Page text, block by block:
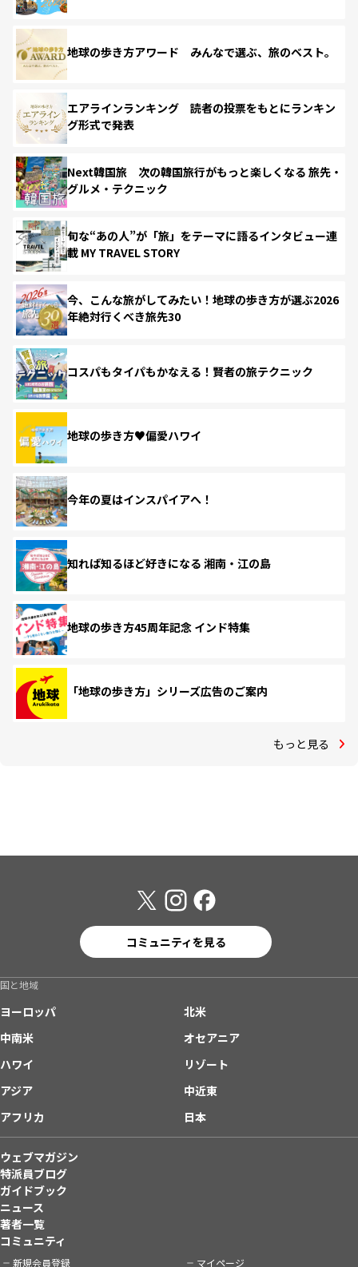
地球の歩き方アワード みんなで選ぶ、旅のベスト。
エアラインランキング 読者の投票をもとにランキン
グ形式で発表
Next韓国旅 次の韓国旅行がもっと楽しくなる 旅先・
グルメ・テクニック
旬な“あの人”が「旅」をテーマに語るインタビュー連
載 MY TRAVEL STORY
今、こんな旅がしてみたい！地球の歩き方が選ぶ2026
年絶対行くべき旅先30
コスパもタイパもかなえる！賢者の旅テクニック
地球の歩き方♥偏愛ハワイ
今年の夏はインスパイアへ！
知れば知るほど好きになる 湘南・江の島
地球の歩き方45周年記念 インド特集
「地球の歩き方」シリーズ広告のご案内
もっと見る
コミュニティを見る
国と地域
ヨーロッパ
北米
中南米
オセアニア
ハワイ
リゾート
アジア
中近東
アフリカ
日本
ウェブマガジン
特派員ブログ
ガイドブック
ニュース
著者一覧
コミュニティ
新規会員登録 マイページ